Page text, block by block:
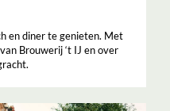
en diner te genieten. Met
Brouwerij ‘t IJ en over